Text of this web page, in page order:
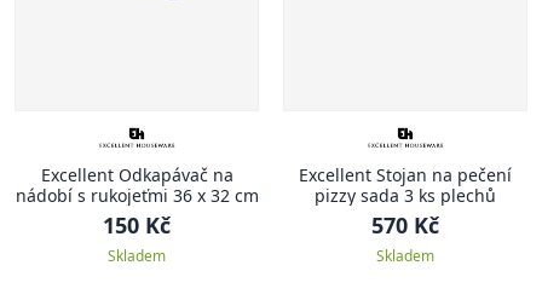
Excellent Odkapávač na
nádobí s rukojeťmi 36 x 32 cm
150 Kč
Skladem
Excellent Stojan na pečení
pizzy sada 3 ks plechů
570 Kč
Skladem